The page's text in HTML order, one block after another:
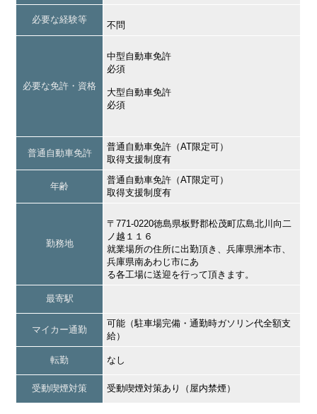
必要な経験等
不問
必要な免許・資格
中型自動車免許
必須
大型自動車免許
必須
普通自動車免許
普通自動車免許（AT限定可）
取得支援制度有
年齢
普通自動車免許（AT限定可）
取得支援制度有
勤務地
〒771-0220徳島県板野郡松茂町広島北川向二
ノ越１１６
就業場所の住所に出勤頂き、兵庫県洲本市、
兵庫県南あわじ市にあ
る各工場に送迎を行って頂きます。
最寄駅
マイカー通勤
可能（駐車場完備・通勤時ガソリン代全額支
給）
転勤 なし
受動喫煙対策 受動喫煙対策あり（屋内禁煙）